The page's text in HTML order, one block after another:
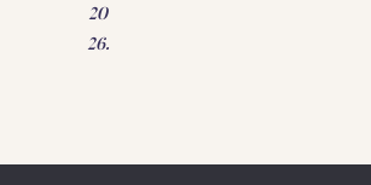
20
26.